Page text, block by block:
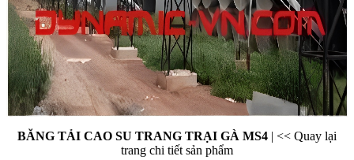
BĂNG TẢI CAO SU TRANG TRẠI GÀ MS4 | << Quay lại
trang chi tiết sản phẩm